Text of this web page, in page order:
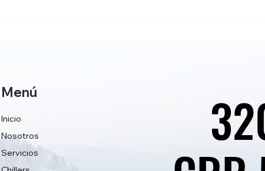
Menú
Inicio
Nosotros
Servicios